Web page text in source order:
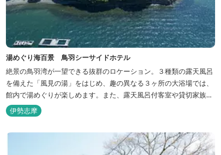
湯めぐり海百景 鳥羽シーサイドホテル
絶景の鳥羽湾が一望できる抜群のロケーション。３種類の露天風呂
を備えた「風見の湯」をはじめ、趣の異なる３ヶ所の大浴場では、
館内で湯めぐりが楽しめます。また、露天風呂付客室や貸切家族風
呂（有料）、足湯に湯上がり処などもございますので、湯浴みの一
日をお過ごしいただけます。 お料理についても、「詩季バイキン
伊勢志摩